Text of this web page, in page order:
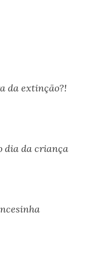
da extinção?!
dia da criança